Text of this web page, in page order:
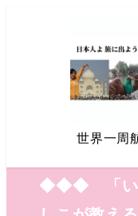
世界一周
◆◆◆ 「いつ